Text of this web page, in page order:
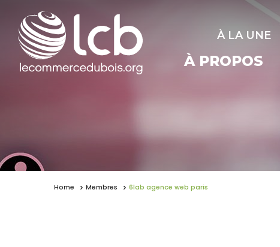
À LA UNE
À PROPOS
Home Membres 6lab agence web paris